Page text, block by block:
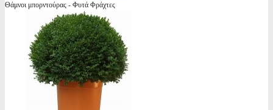
Θάμνοι μπορντούρας - Φυτά Φράχτες